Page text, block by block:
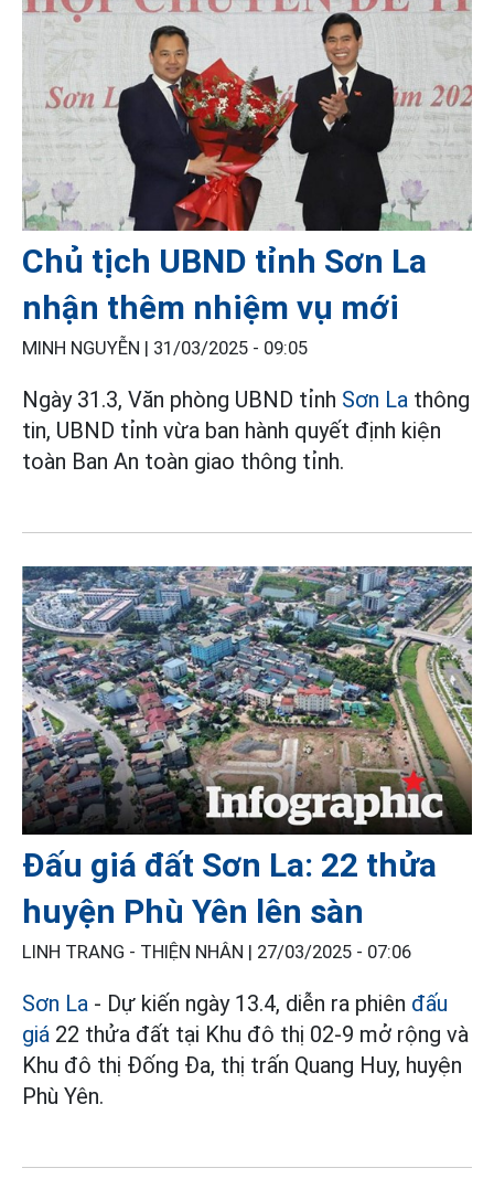
Chủ tịch UBND tỉnh Sơn La
nhận thêm nhiệm vụ mới
MINH NGUYỄN | 31/03/2025 - 09:05
Ngày 31.3, Văn phòng UBND tỉnh Sơn La thông
tin, UBND tỉnh vừa ban hành quyết định kiện
toàn Ban An toàn giao thông tỉnh.
Đấu giá đất Sơn La: 22 thửa
huyện Phù Yên lên sàn
LINH TRANG - THIỆN NHÂN | 27/03/2025 - 07:06
Sơn La - Dự kiến ngày 13.4, diễn ra phiên đấu
giá 22 thửa đất tại Khu đô thị 02-9 mở rộng và
Khu đô thị Đống Đa, thị trấn Quang Huy, huyện
Phù Yên.